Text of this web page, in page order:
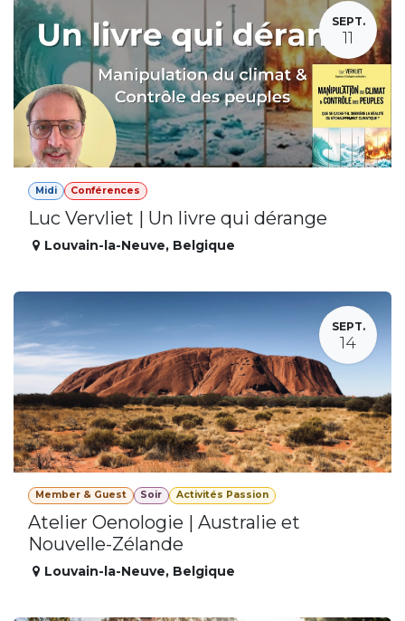
SEPT.
11
Midi Conférences
Luc Vervliet | Un livre qui dérange
Louvain-la-Neuve, Belgique
SEPT.
14
Member & Guest Soir Activités Passion
Atelier Oenologie | Australie et
Nouvelle-Zélande
Louvain-la-Neuve, Belgique